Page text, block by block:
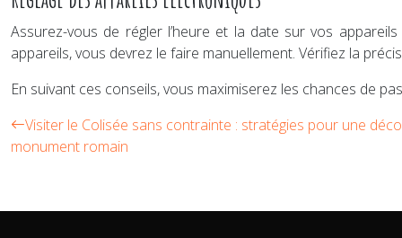
Assurez-vous de régler l’heure et la date sur vos
appareils, vous devrez le faire manuellement. Vérifiez la
En suivant ces conseils, vous maximiserez les chances de
Visiter le Colisée sans contrainte : stratégies pour une
monument romain